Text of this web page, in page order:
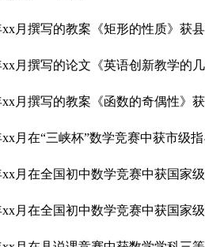
xx月撰写的教案《矩形的性质》获
xx月撰写的论文《英语创新教学的
xx月撰写的教案《函数的奇偶性》
xx月在“三峡杯”数学竞赛中获市级指
xx月在全国初中数学竞赛中获国家级
xx月在全国初中数学竞赛中获国家级